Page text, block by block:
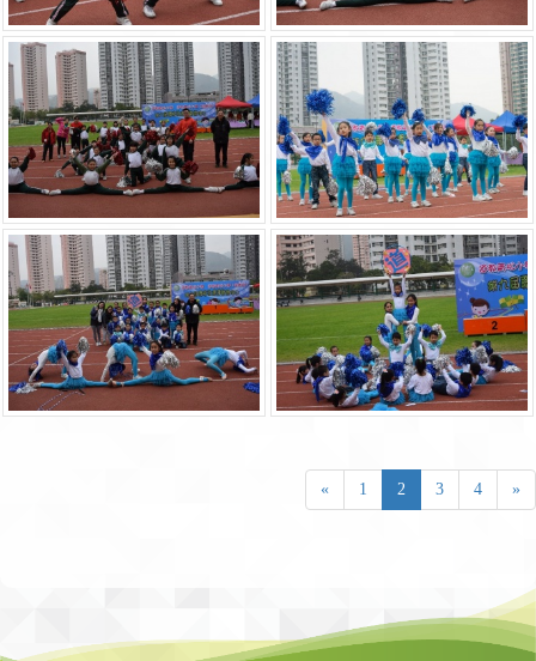
« 1 2 3 4 »